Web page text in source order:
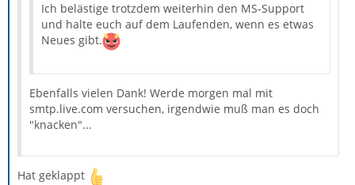
Ich belästige trotzdem weiterhin den MS-Support
und halte euch auf dem Laufenden, wenn es etwas
Neues gibt.
Ebenfalls vielen Dank! Werde morgen mal mit
smtp.live.com versuchen, irgendwie muß man es doch
"knacken"...
Hat geklappt